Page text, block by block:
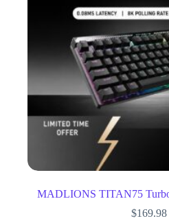
MADLIONS TITAN75
$169.98